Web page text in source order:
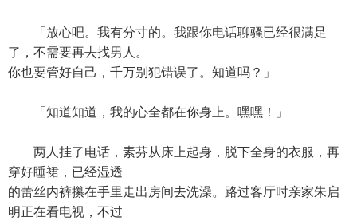
「放心吧。我有分寸的。我跟你电话聊骚已经很满足
了，不需要再去找男人。
你也要管好自己，千万别犯错误了。知道吗？」
「知道知道，我的心全都在你身上。嘿嘿！」
两人挂了电话，素芬从床上起身，脱下全身的衣服，再
穿好睡裙，已经湿透
的蕾丝内裤攥在手里走出房间去洗澡。路过客厅时亲家朱启
明正在看电视，不过